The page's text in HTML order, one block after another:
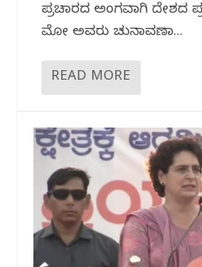
ಪ್ರಚಾರದ ಅಂಗವಾಗಿ ದೇಶದ
ಮೋದಿ ಅವರು ಚುನಾವಣಾ...
READ MORE